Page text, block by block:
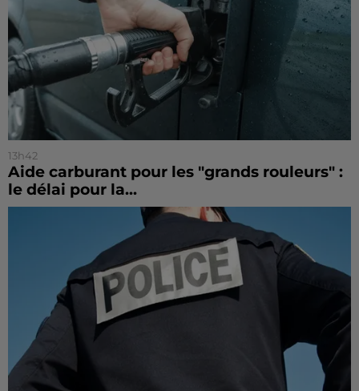
13h42
Aide carburant pour les "grands rouleurs" :
le délai pour la...